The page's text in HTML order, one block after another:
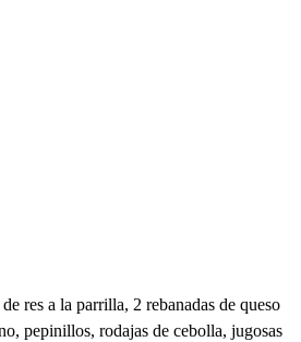
res a la parrilla, 2 rebanadas de queso
pepinillos, rodajas de cebolla, jugosas